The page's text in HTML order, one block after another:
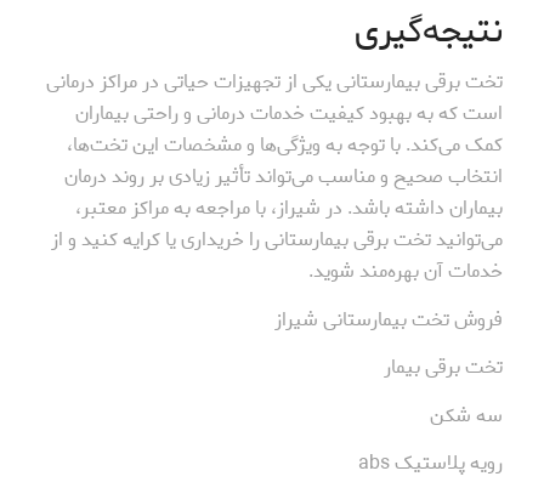
نتیجه‌گیری
تخت برقی بیمارستانی یکی از تجهیزات حیاتی در مراکز درمانی
است که به بهبود کیفیت خدمات درمانی و راحتی بیماران
کمک می‌کند. با توجه به ویژگی‌ها و مشخصات این تخت‌ها،
انتخاب صحیح و مناسب می‌تواند تأثیر زیادی بر روند درمان
بیماران داشته باشد. در شیراز، با مراجعه به مراکز معتبر،
می‌توانید تخت برقی بیمارستانی را خریداری یا کرایه کنید و از
خدمات آن بهره‌مند شوید.
فروش تخت بیمارستانی شیراز
تخت برقی بیمار
سه شکن
رویه پلاستیک abs